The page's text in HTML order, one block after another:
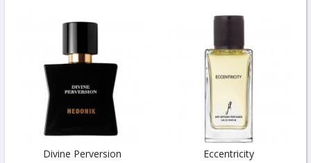
Divine Perversion Eccentricity